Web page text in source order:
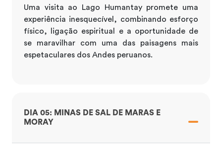
Uma visita ao Lago Humantay promete uma
experiência inesquecível, combinando esforço
físico, ligação espiritual e a oportunidade de
se maravilhar com uma das paisagens mais
espetaculares dos Andes peruanos.
DIA 05: MINAS DE SAL DE MARAS E
MORAY